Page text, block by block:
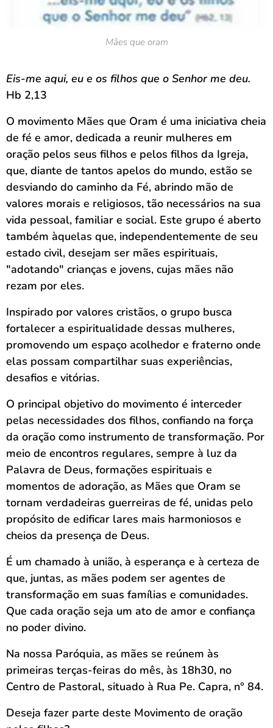
Mães que oram
Eis-me aqui, eu e os filhos que o Senhor me deu.
Hb 2,13
O movimento Mães que Oram é uma iniciativa cheia
de fé e amor, dedicada a reunir mulheres em
oração pelos seus filhos e pelos filhos da Igreja,
que, diante de tantos apelos do mundo, estão se
desviando do caminho da Fé, abrindo mão de
valores morais e religiosos, tão necessários na sua
vida pessoal, familiar e social. Este grupo é aberto
também àquelas que, independentemente de seu
estado civil, desejam ser mães espirituais,
"adotando" crianças e jovens, cujas mães não
rezam por eles.
Inspirado por valores cristãos, o grupo busca
fortalecer a espiritualidade dessas mulheres,
promovendo um espaço acolhedor e fraterno onde
elas possam compartilhar suas experiências,
desafios e vitórias.
O principal objetivo do movimento é interceder
pelas necessidades dos filhos, confiando na força
da oração como instrumento de transformação. Por
meio de encontros regulares, sempre à luz da
Palavra de Deus, formações espirituais e
momentos de adoração, as Mães que Oram se
tornam verdadeiras guerreiras de fé, unidas pelo
propósito de edificar lares mais harmoniosos e
cheios da presença de Deus.
É um chamado à união, à esperança e à certeza de
que, juntas, as mães podem ser agentes de
transformação em suas famílias e comunidades.
Que cada oração seja um ato de amor e confiança
no poder divino.
Na nossa Paróquia, as mães se reúnem às
primeiras terças-feiras do mês, às 18h30, no
Centro de Pastoral, situado à Rua Pe. Capra, n° 84.
Deseja fazer parte deste Movimento de oração